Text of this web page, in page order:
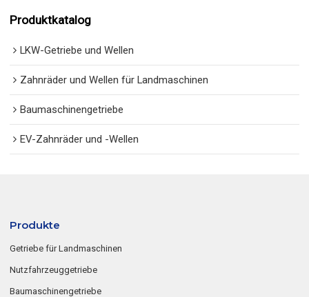
Produktkatalog
LKW-Getriebe und Wellen
Zahnräder und Wellen für Landmaschinen
Baumaschinengetriebe
EV-Zahnräder und -Wellen
Produkte
Getriebe für Landmaschinen
Nutzfahrzeuggetriebe
Baumaschinengetriebe